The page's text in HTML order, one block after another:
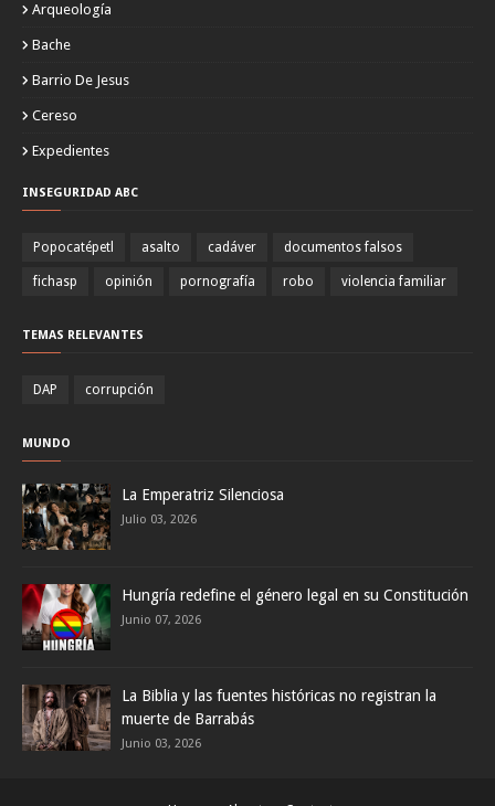
Arqueología
Bache
Barrio De Jesus
Cereso
Expedientes
INSEGURIDAD ABC
Popocatépetl asalto cadáver documentos falsos
fichasp opinión pornografía robo violencia familiar
TEMAS RELEVANTES
DAP corrupción
MUNDO
La Emperatriz Silenciosa
Julio 03, 2026
Hungría redefine el género legal en su Constitución
Junio 07, 2026
La Biblia y las fuentes históricas no registran la
muerte de Barrabás
Junio 03, 2026